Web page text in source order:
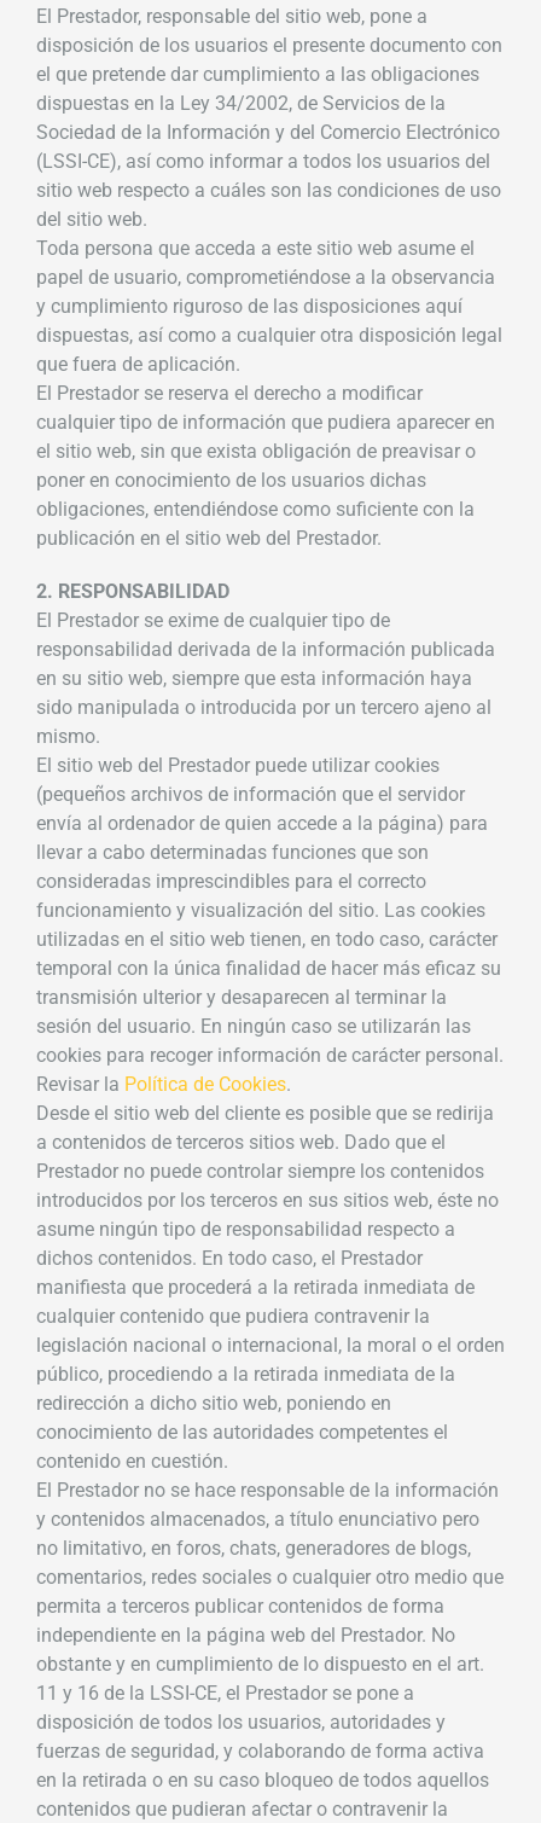
El Prestador, responsable del sitio web, pone a
disposición de los usuarios el presente documento con
el que pretende dar cumplimiento a las obligaciones
dispuestas en la Ley 34/2002, de Servicios de la
Sociedad de la Información y del Comercio Electrónico
(LSSI-CE), así como informar a todos los usuarios del
sitio web respecto a cuáles son las condiciones de uso
del sitio web.
Toda persona que acceda a este sitio web asume el
papel de usuario, comprometiéndose a la observancia
y cumplimiento riguroso de las disposiciones aquí
dispuestas, así como a cualquier otra disposición legal
que fuera de aplicación.
El Prestador se reserva el derecho a modificar
cualquier tipo de información que pudiera aparecer en
el sitio web, sin que exista obligación de preavisar o
poner en conocimiento de los usuarios dichas
obligaciones, entendiéndose como suficiente con la
publicación en el sitio web del Prestador.
2. RESPONSABILIDAD
El Prestador se exime de cualquier tipo de
responsabilidad derivada de la información publicada
en su sitio web, siempre que esta información haya
sido manipulada o introducida por un tercero ajeno al
mismo.
El sitio web del Prestador puede utilizar cookies
(pequeños archivos de información que el servidor
envía al ordenador de quien accede a la página) para
llevar a cabo determinadas funciones que son
consideradas imprescindibles para el correcto
funcionamiento y visualización del sitio. Las cookies
utilizadas en el sitio web tienen, en todo caso, carácter
temporal con la única finalidad de hacer más eficaz su
transmisión ulterior y desaparecen al terminar la
sesión del usuario. En ningún caso se utilizarán las
cookies para recoger información de carácter personal.
Revisar la Política de Cookies.
Desde el sitio web del cliente es posible que se redirija
a contenidos de terceros sitios web. Dado que el
Prestador no puede controlar siempre los contenidos
introducidos por los terceros en sus sitios web, éste no
asume ningún tipo de responsabilidad respecto a
dichos contenidos. En todo caso, el Prestador
manifiesta que procederá a la retirada inmediata de
cualquier contenido que pudiera contravenir la
legislación nacional o internacional, la moral o el orden
público, procediendo a la retirada inmediata de la
redirección a dicho sitio web, poniendo en
conocimiento de las autoridades competentes el
contenido en cuestión.
El Prestador no se hace responsable de la información
y contenidos almacenados, a título enunciativo pero
no limitativo, en foros, chats, generadores de blogs,
comentarios, redes sociales o cualquier otro medio que
permita a terceros publicar contenidos de forma
independiente en la página web del Prestador. No
obstante y en cumplimiento de lo dispuesto en el art.
11 y 16 de la LSSI-CE, el Prestador se pone a
disposición de todos los usuarios, autoridades y
fuerzas de seguridad, y colaborando de forma activa
en la retirada o en su caso bloqueo de todos aquellos
contenidos que pudieran afectar o contravenir la